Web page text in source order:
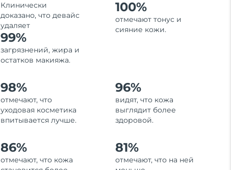
Клинически
доказано, что девайс
удаляет
99%
загрязнений, жира и
остатков макияжа.
100%
отмечают тонус и
сияние кожи.
98%
отмечают, что
уходовая косметика
впитывается лучше.
96%
видят, что кожа
выглядит более
здоровой.
86%
отмечают, что кожа
81%
отмечают, что на ней